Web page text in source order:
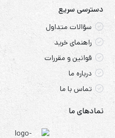
دسترسی سریع
سؤالات متداول
راهنمای خرید
قوانین و مقررات
درباره ما
تماس با ما
نمادهای ما